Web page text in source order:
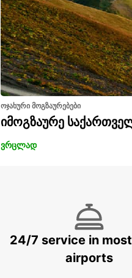
ოჯახური მოგზაურებები
იმოგზაურე
ვრცლად
24/7 service in
airports